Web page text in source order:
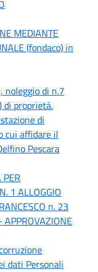
MEDIANTE
(fondaco) in
noleggio di n.7
di proprietà.
di
cui affidare il
Pescara
1 ALLOGGIO
n. 23
APPROVAZIONE
dati Personali